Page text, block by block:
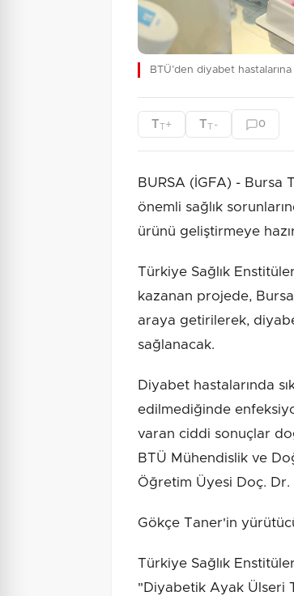
BTÜ’den diyabet
TT+ TT - 0
BURSA (İGFA) - Bursa
önemli sağlık
ürünü geliştirmeye
Türkiye Sağlık
kazanan projede,
araya getirilerek,
sağlanacak.
Diyabet hastalarında
edilmediğinde
varan ciddi sonuçlar
BTÜ Mühendislik ve
Öğretim Üyesi Doç. Dr.
Gökçe Taner'in
Türkiye Sağlık
"Diyabetik Ayak Ülseri